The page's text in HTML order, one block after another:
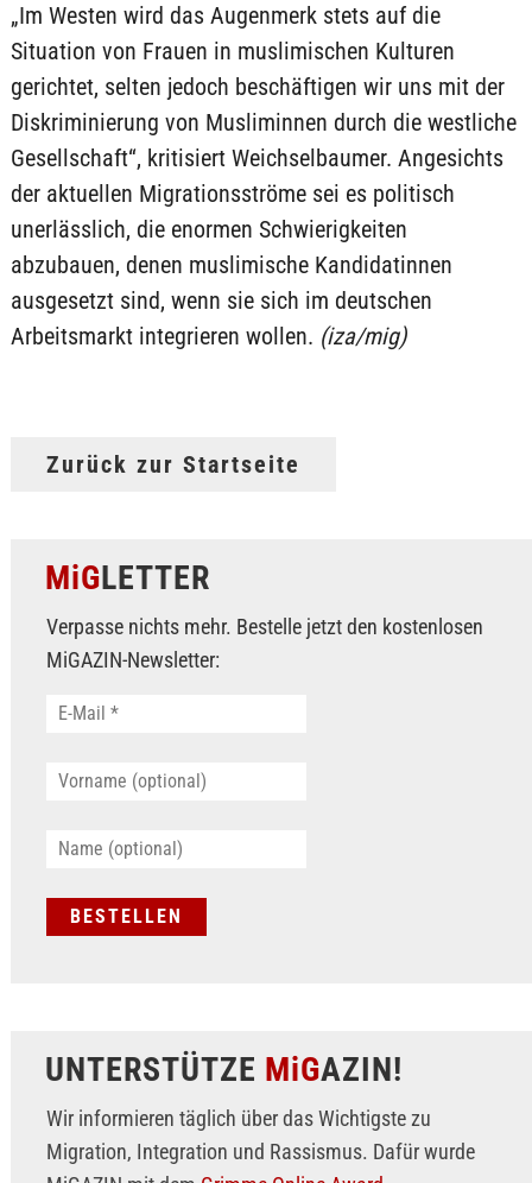
„Im Westen wird das Augenmerk stets auf die
Situation von Frauen in muslimischen Kulturen
gerichtet, selten jedoch beschäftigen wir uns mit der
Diskriminierung von Musliminnen durch die westliche
Gesellschaft“, kritisiert Weichselbaumer. Angesichts
der aktuellen Migrationsströme sei es politisch
unerlässlich, die enormen Schwierigkeiten
abzubauen, denen muslimische Kandidatinnen
ausgesetzt sind, wenn sie sich im deutschen
Arbeitsmarkt integrieren wollen. (iza/mig)
Zurück zur Startseite
MiGLETTER
Verpasse nichts mehr. Bestelle jetzt den kostenlosen
MiGAZIN-Newsletter:
UNTERSTÜTZE MiGAZIN!
Wir informieren täglich über das Wichtigste zu
Migration, Integration und Rassismus. Dafür wurde